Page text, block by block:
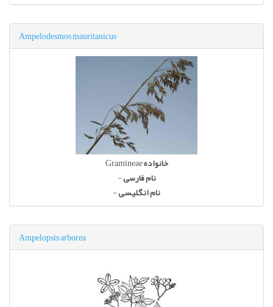
Ampelodesmos mauritanicus
خانوادهGramineae
نام فارسی-
نام انگلیسی-
Ampelopsis arborea